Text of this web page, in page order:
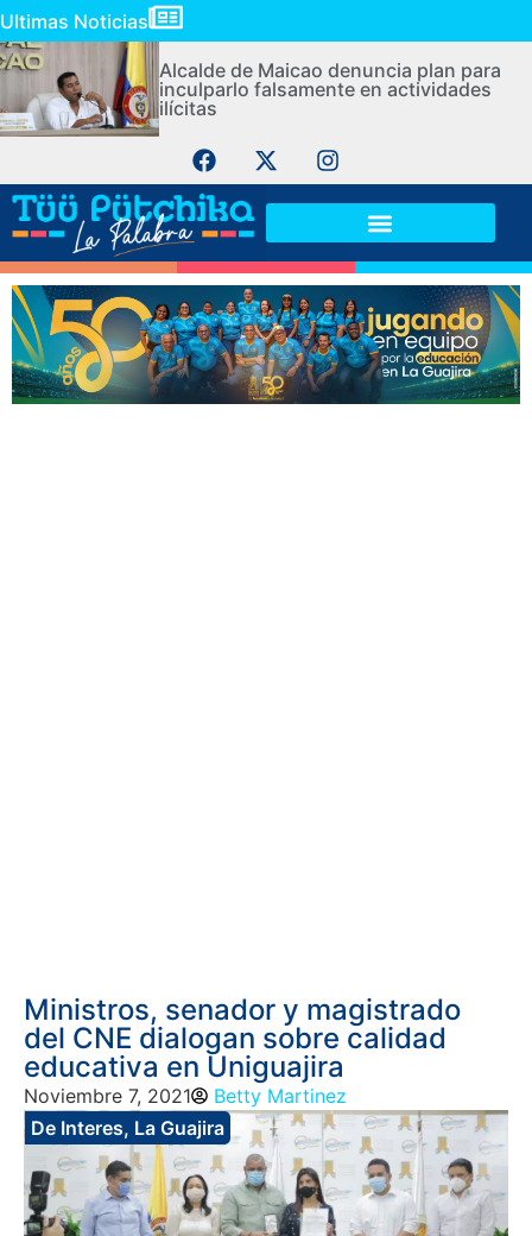
Ultimas Noticias
Alcalde de Maicao denuncia plan para
inculparlo falsamente en actividades
ilícitas
Ministros, senador y magistrado
del CNE dialogan sobre calidad
educativa en Uniguajira
Noviembre 7, 2021
Betty Martinez
De Interes, La Guajira